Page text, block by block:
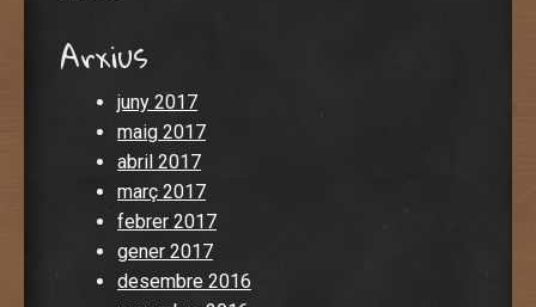
Arxius
juny 2017
maig 2017
abril 2017
març 2017
febrer 2017
gener 2017
desembre 2016